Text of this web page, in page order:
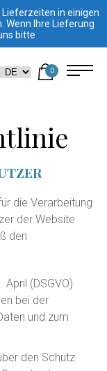
in einigen
Wenn Ihre Lieferung
bitte
0
die Verarbeitung
der Website
den
(DSGVO)
bei der
und zum
den Schutz